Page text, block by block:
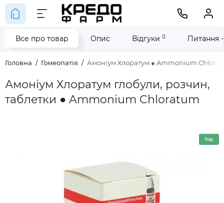
Головна Гомеопатія Амоніум Хлоратум ● Ammonium
Амоніум Хлоратум глобули, розчин,
таблетки ● Ammonium Chloratum
Все про товар Опис Відгуки 0 Питання
Top